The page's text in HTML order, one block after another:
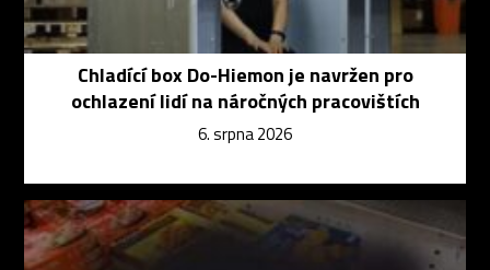
Chladící box Do-Hiemon je navržen pro
ochlazení lidí na náročných pracovištích
6. srpna 2026